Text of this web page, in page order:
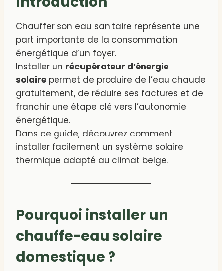
Chauffer son eau sanitaire représente une
part importante de la consommation
énergétique d’un foyer.
Installer un récupérateur d’énergie
solaire permet de produire de l’eau chaude
gratuitement, de réduire ses factures et de
franchir une étape clé vers l’autonomie
énergétique.
Dans ce guide, découvrez comment
installer facilement un système solaire
thermique adapté au climat belge.
Pourquoi installer un
chauffe-eau solaire
domestique ?